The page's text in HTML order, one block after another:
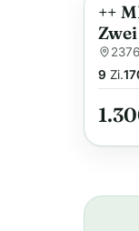
++
9 Zi.